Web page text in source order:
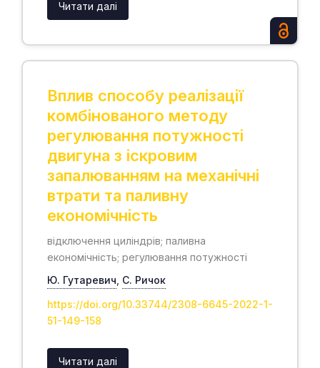
Читати далі
Вплив способу реалізації
комбінованого методу
регулювання потужності
двигуна з іскровим
запалюванням на механічні
втрати та паливну
економічність
відключення циліндрів; паливна
економічність; регулювання потужності
Ю. Гутаревич С. Ричок
https://doi.org/10.33744/2308-6645-2022-1-
51-149-158
Читати далі